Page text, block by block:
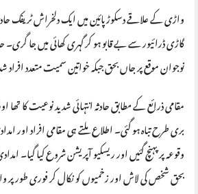
واڑی کے علاقے دسکوڑ پائین میں ایک دلخراش ٹریفک
گاڑی ڈرائیور سے بے قابو ہو کر گہری کھائی میں جا
نوجوان موقع پر جاں بحق جبکہ خواتین سمیت متعدد افراد
مقامی ذرائع کے مطابق حادثہ انتہائی شدید نوعیت کا
بری طرح تباہ ہو گئی۔ اطلاع ملتے ہی مقامی افراد اور
وقوعہ پر پہنچ گئیں اور ریسکیو آپریشن شروع کیا گیا۔
بحق شخص کی لاش اور زخمیوں کو نکال کر فوری طور پر